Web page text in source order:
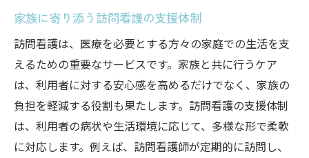
家族に寄り添う訪問看護の支援体制
訪問看護は、医療を必要とする方々の家庭での生活を支
えるための重要なサービスです。家族と共に行うケア
は、利用者に対する安心感を高めるだけでなく、家族の
負担を軽減する役割も果たします。訪問看護の支援体制
は、利用者の病状や生活環境に応じて、多様な形で柔軟
に対応します。例えば、訪問看護師が定期的に訪問し、